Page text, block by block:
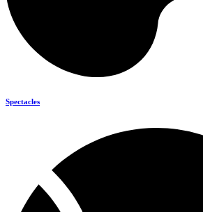
Spectacles